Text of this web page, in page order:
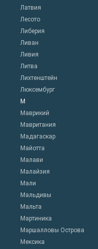
Латвия
Лесото
Либерия
Ливан
Ливия
Литва
Лихтенштейн
Люксембург
М
Маврикий
Мавритания
Мадагаскар
Майотта
Малави
Малайзия
Мали
Мальдивы
Мальта
Мартиника
Маршалловы Острова
Мексика